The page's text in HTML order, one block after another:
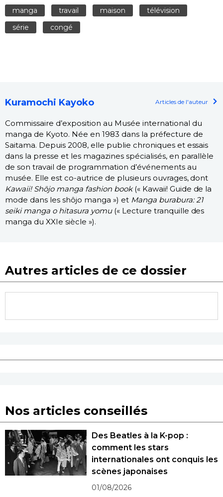
manga travail maison
télévision
série
congé
Kuramochi Kayoko Articles de l'auteur
Commissaire d’exposition au Musée international du
manga de Kyoto. Née en 1983 dans la préfecture de
Saitama. Depuis 2008, elle publie chroniques et essais
dans la presse et les magazines spécialisés, en parallèle
de son travail de programmation d’événements au
musée. Elle est co-autrice de plusieurs ouvrages, dont
Kawaii! Shōjo manga fashion book(« Kawaii! Guide de la
mode dans les shôjo manga ») et Manga burabura: 21
seiki manga o hitasura yomu(« Lecture tranquille des
manga du XXIe siècle »).
Autres articles de ce dossier
Nos articles conseillés
Des Beatles à la K-pop :
comment les stars
internationales ont conquis les
scènes japonaises
01/08/2026